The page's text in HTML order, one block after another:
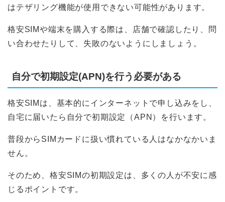
はテザリング機能が使用できない可能性があります。
格安SIMや端末を購入する際は、店舗で確認したり、問
い合わせたりして、失敗のないようにしましょう。
自分で初期設定(APN)を行う必要がある
格安SIMは、基本的にインターネットで申し込みをし、
自宅に届いたら自分で初期設定（APN）を行います。
普段からSIMカードに扱い慣れている人はなかなかいま
せん。
そのため、格安SIMの初期設定は、多くの人が不安に感
じるポイントです。